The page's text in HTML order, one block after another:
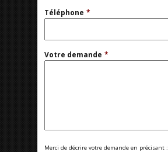
Téléphone *
Votre demande *
Merci de décrire votre demande en précisant :